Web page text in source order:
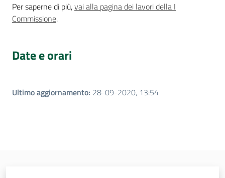
Per i cittadini
Per saperne di più,vai alla pagina dei lavori della I
Commissione.
Date e orari
Ultimo aggiornamento: 28-09-2020, 13:54